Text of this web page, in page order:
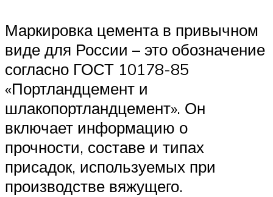
Маркировка цемента в привычном
виде для России – это обозначение
согласно ГОСТ 10178-85
«Портландцемент и
шлакопортландцемент». Он
включает информацию о
прочности, составе и типах
присадок, используемых при
производстве вяжущего.